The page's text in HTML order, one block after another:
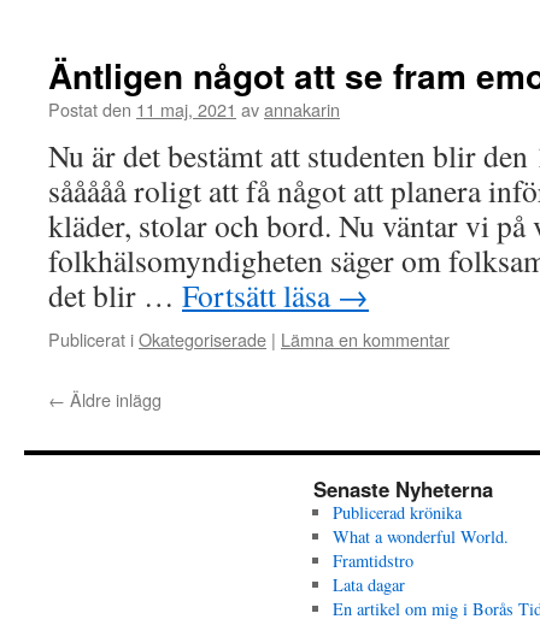
Äntligen något att se fram
Postat den 11 maj, 2021 avannakarin
Nu är det bestämt att studenten blir
sååååå roligt att få något att planera
kläder, stolar och bord. Nu väntar vi på
folkhälsomyndigheten säger om
det blir … Fortsätt läsa →
Publicerat iOkategoriserade | Lämna en kommentar
← Äldre inlägg
Senaste Nyheterna
Publicerad krönika
What a wonderful World.
Framtidstro
Lata dagar
En artikel om mig i Borås